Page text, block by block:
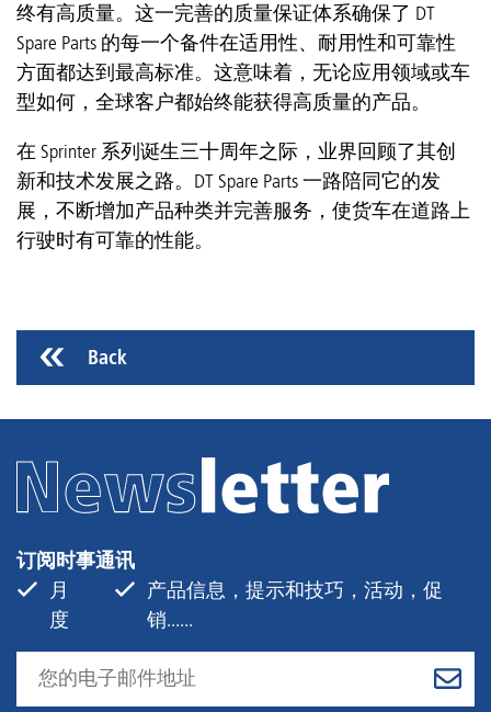
终有高质量。这一完善的质量保证体系确保了 DT
Spare Parts 的每一个备件在适用性、耐用性和可靠性
方面都达到最高标准。这意味着，无论应用领域或车
型如何，全球客户都始终能获得高质量的产品。
在 Sprinter 系列诞生三十周年之际，业界回顾了其创
新和技术发展之路。DT Spare Parts 一路陪同它的发
展，不断增加产品种类并完善服务，使货车在道路上
行驶时有可靠的性能。
Back
订阅时事通讯
月
度
产品信息，提示和技巧，活动，促
销......